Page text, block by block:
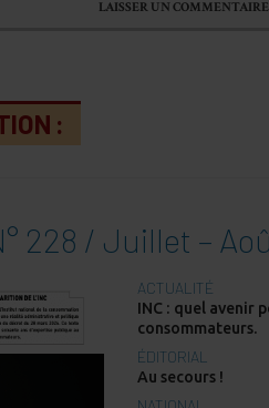
:
228 / Juillet –
ACTUALITÉ
INC : quel avenir
consommateurs.
ÉDITORIAL
Au secours !